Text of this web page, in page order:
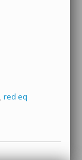
, red eq